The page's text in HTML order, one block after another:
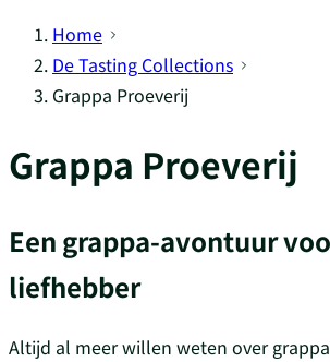
Home
De Tasting Collections
Grappa Proeverij
Grappa Proeverij
Een grappa-avontuur
liefhebber
Altijd al meer willen weten over